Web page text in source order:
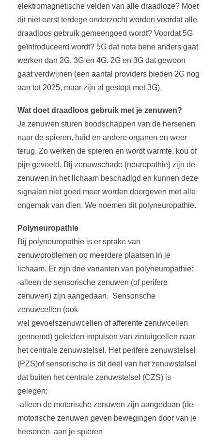
elektromagnetische velden van alle draadloze? Moet
dit niet eerst terdege onderzocht worden voordat alle
draadloos gebruik gemeengoed wordt? Voordat 5G
geïntroduceerd wordt? 5G dat nota bene anders gaat
werken dan 2G, 3G en 4G. 2G en 3G dat gewoon
gaat verdwijnen (een aantal providers bieden 2G nog
aan tot 2025, maar zijn al gestopt met 3G).
Wat doet draadloos gebruik met je zenuwen?
Je zenuwen sturen boodschappen van de hersenen
naar de spieren, huid en andere organen en weer
terug. Zo werken de spieren en wordt warmte, kou of
pijn gevoeld. Bij zenuwschade (neuropathie) zijn de
zenuwen in het lichaam beschadigd en kunnen deze
signalen niet goed meer worden doorgeven met alle
ongemak van dien. We noemen dit polyneuropathie.
Polyneuropathie
Bij polyneuropathie is er sprake van
zenuwproblemen op meerdere plaatsen in je
lichaam. Er zijn drie varianten van polyneuropathie:
-alleen de sensorische zenuwen (of perifere
zenuwen) zijn aangedaan. Sensorische
zenuwcellen (ook
wel gevoelszenuwcellen of afferente zenuwcellen
genoemd) geleiden impulsen van zintuigcellen naar
het centrale zenuwstelsel. Het perifere zenuwstelsel
(PZS)of sensorische is dit deel van het zenuwstelsel
dat buiten het centrale zenuwstelsel (CZS) is
gelegen;
-alleen de motorische zenuwen zijn aangedaan (de
motorische zenuwen geven bewegingen door van je
hersenen aan je spieren